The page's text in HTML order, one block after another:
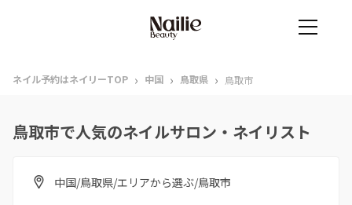
ネイル予約はネイリーTOP › 中国 › 鳥取県 › 鳥取市
鳥取市で人気のネイルサロン・ネイリスト
中国/鳥取県/エリアから選ぶ/鳥取市